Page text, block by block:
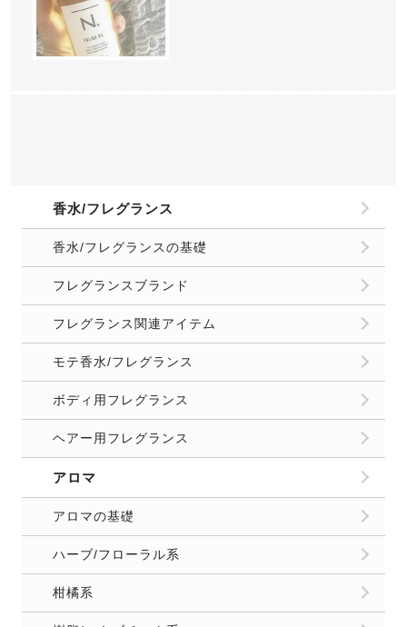
香水/フレグランス
香水/フレグランスの基礎
フレグランスブランド
フレグランス関連アイテム
モテ香水/フレグランス
ボディ用フレグランス
ヘアー用フレグランス
アロマ
アロマの基礎
ハーブ/フローラル系
柑橘系